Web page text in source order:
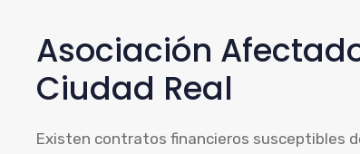
Asociación
Ciudad Real
Existen contratos financieros susceptibles